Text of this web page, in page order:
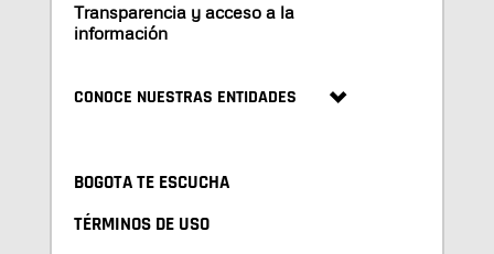
Transparencia y acceso a la
información
CONOCE NUESTRAS ENTIDADES
BOGOTA TE ESCUCHA
TÉRMINOS DE USO